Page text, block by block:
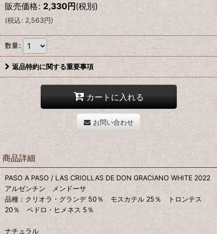
販売価格: 2,330円(税別)
(税込: 2,563円)
数量:
返品特約に関する重要事項
カートに入れる
お問い合わせ
商品詳細
PASO A PASO / LAS CRIOLLAS DE DON GRACIANO WHITE 2022
アルゼンチン メンドーサ
品種：クリオラ・グランデ 50％ モスカテル 25％ トロンテス
20％ ペドロ・ヒメネス 5％
ナチュラル